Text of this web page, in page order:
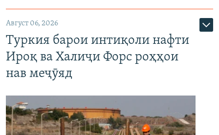
Август 06, 2026
Туркия барои интиқоли нафти
Ироқ ва Халиҷи Форс роҳҳои
нав меҷӯяд